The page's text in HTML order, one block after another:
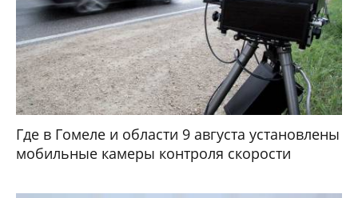
Где в Гомеле и области 9 августа установлены
мобильные камеры контроля скорости